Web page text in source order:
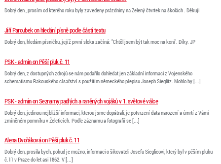
Dobrý den , prosím od kterého roku byly zavedeny prázdniny na Zelený čtvrtek na školách . Děkuji
Jiří Paroubek on hledání písně podle části textu
Dobrý den, hledám písničku, jejíž první sloka začíná: "Chtěl jsem být tak moc na koni". Díky. JP
PSK - admin on Pěší pluk č. 11
Dobrý den, z dostupných zdrojů se nám podařilo dohledat jen základní informaci z Vojenského
schematismu Rakouského císařství s použitím německého přepisu Joseph Sieglitz. Mohlo by [...]
PSK - admin on Seznamy padlých a raněných vojáků v 1. světové válce
Dobrý den, jedinou nejbližší informaci, kterou jsme dopátrali, je potvrzení data narození a úmrtí z Vámi
zmíněném pomníku v Želeticích. Podle záznamu a fotografií se [...]
Alena Dvořáková on Pěší pluk č. 11
Dobrý den, prosila bych, pokud je možno, informaci o šikovateli Josefu Sieglicovi, který byl v pěším pluku
č.11 v Praze do let asi 1862. V [...]